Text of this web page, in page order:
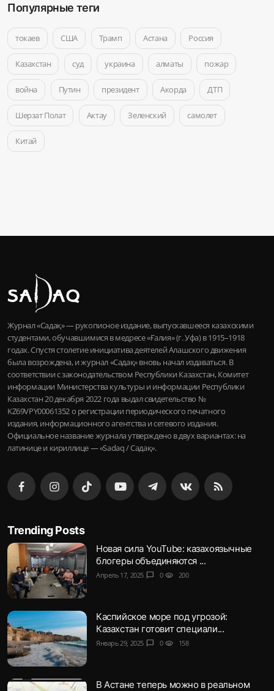
Популярные теги
токаев США Трамп Астана Россия
Казахстан суд украина алматы пожар
война Путин президент Акорда ДТП
Шерзат Полат Актау Зеленский самолет
Китай
Журнал «Садақ» — рукописное издание, выпускавшееся казахскими
студентами, обучавшимися в медресе «Ғалия» (г. Уфа) в 1915–1918
годах. Спустя столетие инициатива деятелей Алашского движения
была возрождена, и журнал «Садақ» вновь начал издаваться. В
соответствии с законодательством Республики Казахстан, Комитет
информации Министерства культуры и информации Республики
Казахстан 20 декабря 2022 года выдал свидетельство №
KZ69VPY00061352 о регистрации периодического печатного
издания, информационного агентства и сетевого издания.
Официальное название журнала утверждено в двух вариантах: на
латинице и кириллице — «Sadaq / Садақ».
Trending Posts
Новая сила YouTube: казахоязычные
блогеры объединяются ...
Апрель 17, 2025 chat_bubble 0 visibility 200
Каспийское море под угрозой:
Казахстан готовит специали...
Январь 29, 2025 chat_bubble 0 visibility 158
В Астане теперь можно в реальном